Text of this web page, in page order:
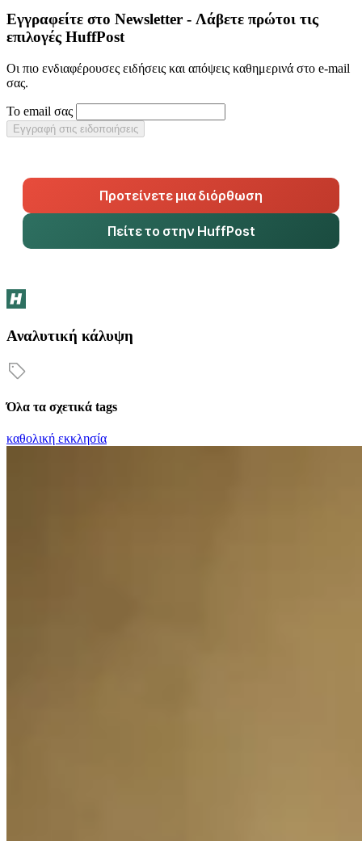
Εγγραφείτε στο Newsletter - Λάβετε πρώτοι τις
επιλογές HuffPost
Οι πιο ενδιαφέρουσες ειδήσεις και απόψεις καθημερινά στο e-mail
σας.
Το email σας
Εγγραφή στις ειδοποιήσεις
Προτείνετε μια διόρθωση
Πείτε το στην HuffPost
Αναλυτική κάλυψη
Όλα τα σχετικά tags
καθολική εκκλησία